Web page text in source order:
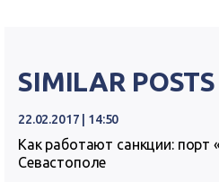
SIMILAR POSTS
22.02.2017 | 14:50
Как работают санкции: порт
Севастополе